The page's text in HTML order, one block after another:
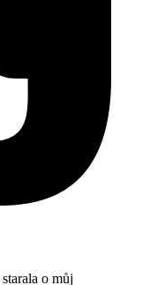
o můj